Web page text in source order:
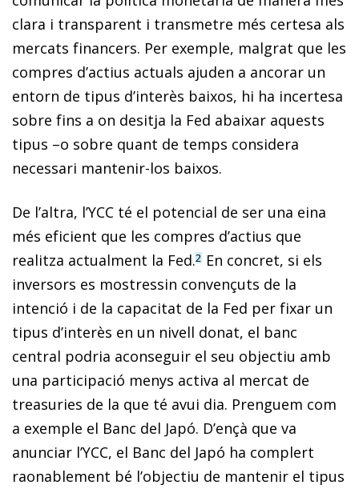
clara i transparent i transmetre més certesa als
mercats financers. Per exemple, malgrat que les
compres d’actius actuals ajuden a ancorar un
entorn de tipus d’interès baixos, hi ha incertesa
sobre fins a on desitja la Fed abaixar aquests
tipus –o sobre quant de temps considera
necessari mantenir-los baixos.
De l’altra, l’YCC té el potencial de ser una eina
més eficient que les compres d’actius que
realitza actualment la Fed.2 En concret, si els
inversors es mostressin convençuts de la
intenció i de la capacitat de la Fed per fixar un
tipus d’interès en un nivell donat, el banc
central podria aconseguir el seu objectiu amb
una participació menys activa al mercat de
treasuries de la que té avui dia. Prenguem com
a exemple el Banc del Japó. D’ençà que va
anunciar l’YCC, el Banc del Japó ha complert
raonablement bé l’objectiu de mantenir el tipus